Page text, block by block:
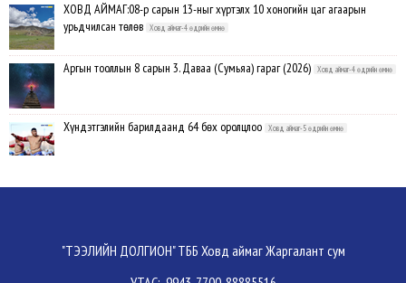
ХОВД АЙМАГ:08-р сарын 13-ныг хүртэлх 10 хоногийн цаг агаарын
урьдчилсан төлөв
Ховд аймаг-4 өдрийн өмнө
Аргын тооллын 8 сарын 3. Даваа (Сумьяа) гараг (2026) Ховд аймаг-4 өдрийн өмнө
Хүндэтгэлийн барилдаанд 64 бөх оролцлоо Ховд аймаг-5 өдрийн өмнө
Улсын цол, чимэг хүртсэн бөхчүүд, харваачдад хүндэтгэл үзүүлэв
Ховд
Үндэсний сурын харвааны шилдгүүд тодорлоо
"ТЭЭЛИЙН ДОЛГИОН" ТББ Ховд аймаг Жаргалант сум